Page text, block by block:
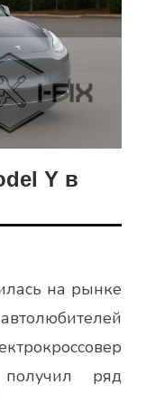
Y в
на рынке
ряд